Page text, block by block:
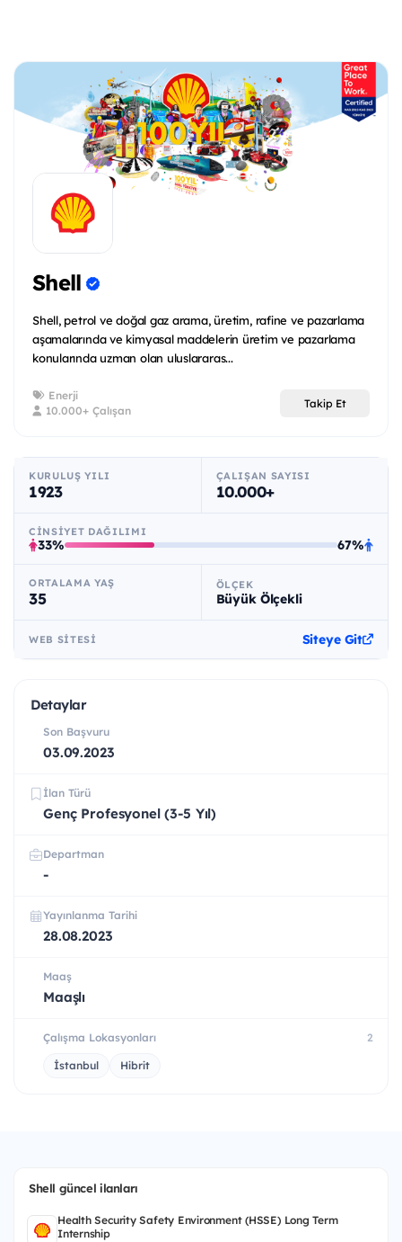
Shell
Shell, petrol ve doğal gaz arama, üretim, rafine ve pazarlama
aşamalarında ve kimyasal maddelerin üretim ve pazarlama
konularında uzman olan uluslararas...
Enerji
10.000+ Çalışan
Takip Et
KURULUŞ YILI
1923
ÇALIŞAN SAYISI
10.000+
CINSIYET DAĞILIMI
33% 67%
ORTALAMA YAŞ
35
ÖLÇEK
Büyük Ölçekli
WEB SITESI Siteye Git
Detaylar
Son Başvuru
03.09.2023
İlan Türü
Genç Profesyonel (3-5 Yıl)
Departman
-
Yayınlanma Tarihi
28.08.2023
Maaş
Maaşlı
Çalışma Lokasyonları 2
İstanbul Hibrit
Shell güncel ilanları
Health Security Safety Environment (HSSE) Long Term
Internship